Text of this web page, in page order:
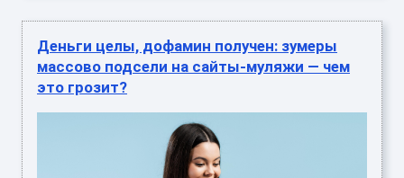
Деньги целы, дофамин получен: зумеры
массово подсели на сайты-муляжи — чем
это грозит?